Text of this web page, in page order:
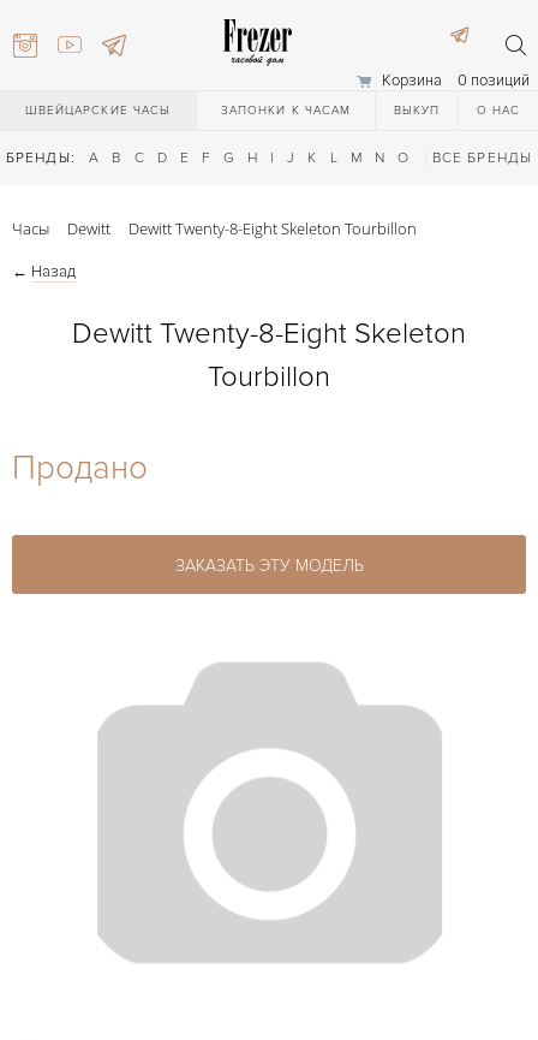
Корзина 0 позиций
ШВЕЙЦАРСКИЕ ЧАСЫ ЗАПОНКИ К ЧАСАМ ВЫКУП О НАС
БРЕНДЫ: A B C D E F G H I J K L M N O Q R S T
ВСЕ БРЕНДЫ
27-44
Часы Dewitt Dewitt Twenty-8-Eight Skeleton Tourbillon
← Назад
Dewitt Twenty-8-Eight Skeleton
Tourbillon
Продано
ЗАКАЗАТЬ ЭТУ МОДЕЛЬ